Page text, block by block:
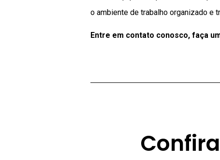
o ambiente de trabalho organizado
Entre em contato conosco, faça